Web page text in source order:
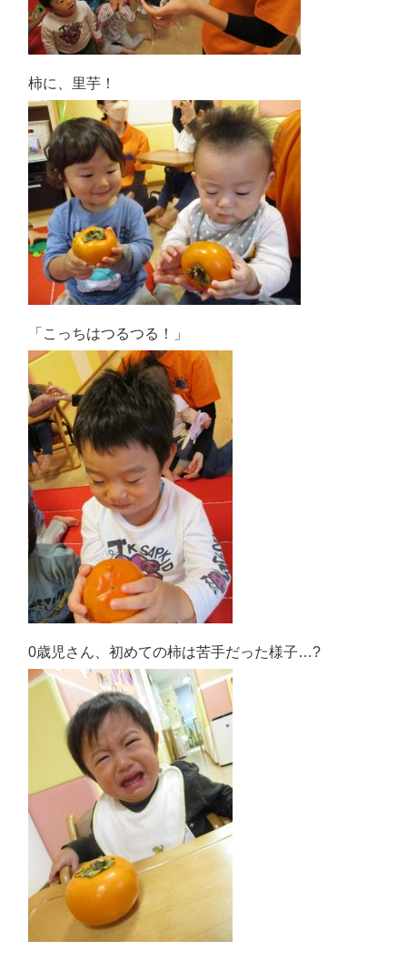
柿に、里芋！
「こっちはつるつる！」
0歳児さん、初めての柿は苦手だった様子…?